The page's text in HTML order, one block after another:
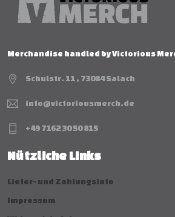
Merchandise handled by Victorious
Schulstr. 11 , 73084 Salach
info@victoriousmerch.de
+49 7162 30 50 815
Nützliche Links
Liefer- und Zahlungsinfo
Impressum